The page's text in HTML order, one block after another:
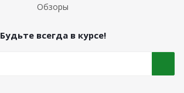
Обзоры
Будьте всегда в курсе!